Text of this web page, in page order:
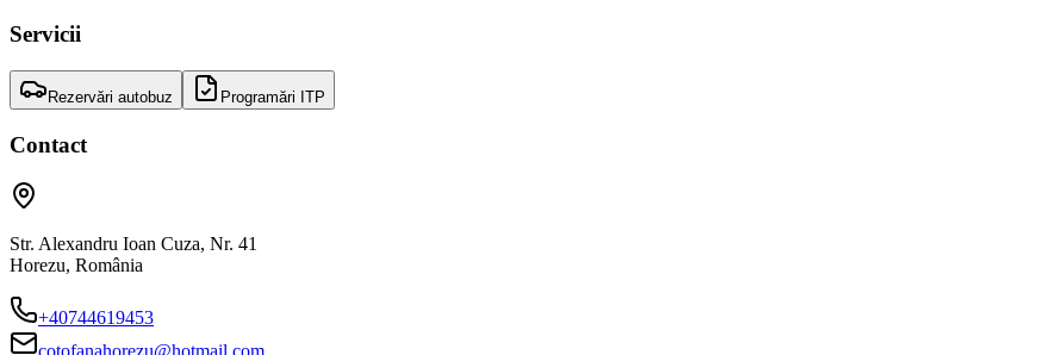
Servicii
Rezervări autobuz Programări ITP
Contact
Str. Alexandru Ioan Cuza, Nr. 41
Horezu, România
+40744619453
cotofanahorezu@hotmail.com